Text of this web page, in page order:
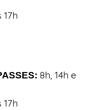
17h
8h, 14h e
17h